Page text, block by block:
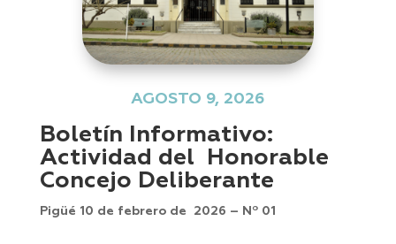
AGOSTO 9, 2026
Boletín Informativo:
Actividad del Honorable
Concejo Deliberante
Pigüé 10 de febrero de 2026 – Nº 01